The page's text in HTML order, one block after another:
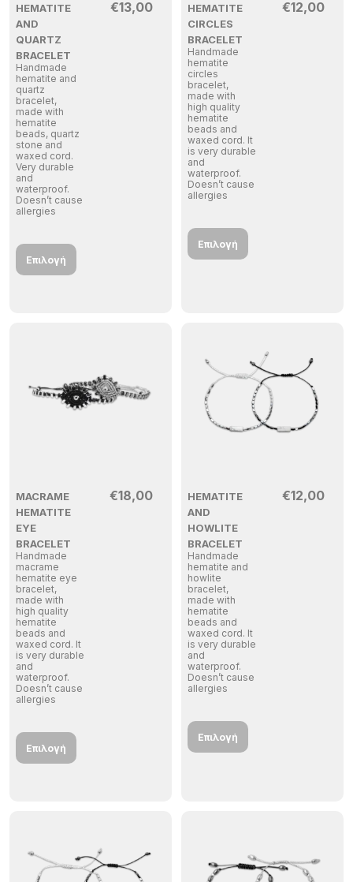
HEMATITE
AND
QUARTZ
BRACELET
Handmade
hematite and
quartz
bracelet,
made with
hematite
beads, quartz
stone and
waxed cord.
Very durable
and
waterproof.
Doesn’t cause
allergies
€13,00
Επιλογή
HEMATITE
CIRCLES
BRACELET
Handmade
hematite
circles
bracelet,
made with
high quality
hematite
beads and
waxed cord. It
is very durable
and
waterproof.
Doesn’t cause
allergies
€12,00
Επιλογή
MACRAME
HEMATITE
EYE
BRACELET
Handmade
macrame
hematite eye
bracelet,
made with
high quality
hematite
beads and
waxed cord. It
is very durable
and
waterproof.
Doesn’t cause
allergies
€18,00
Επιλογή
HEMATITE
AND
HOWLITE
BRACELET
Handmade
hematite and
howlite
bracelet,
made with
hematite
beads and
waxed cord. It
is very durable
and
waterproof.
Doesn’t cause
allergies
€12,00
Επιλογή